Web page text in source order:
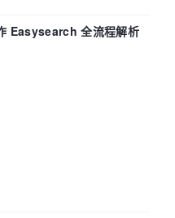
Easysearch 全流程解析